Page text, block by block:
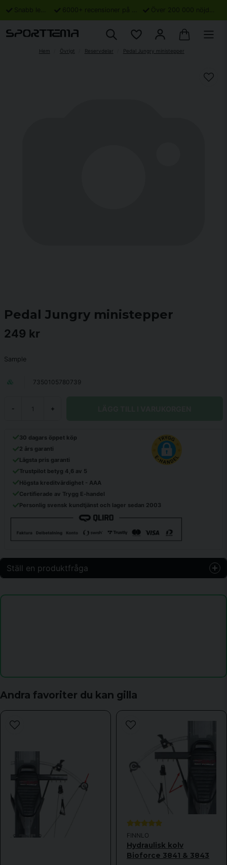
Snabb leverans 6000+ recensioner på Trustpilot Över 200 000 nöjda kunder
Hem Övrigt Reservdelar Pedal Jungry ministepper
Pedal Jungry ministepper
249 kr
Sample
7350105780739
- +
30 dagars öppet köp
2 års garanti
Lägsta pris garanti
Trustpilot betyg 4,6 av 5
Högsta kreditvärdighet - AAA
Certifierade av Trygg E-handel
Personlig svensk kundtjänst och lager sedan 2003
Ställ en produktfråga
Fråga oss något om denna produkten...
Mejladress
Skicka fråga
Andra favoriter du kan gilla
FINNLO
Hydraulisk kolv
Bioforce 3841 & 3843